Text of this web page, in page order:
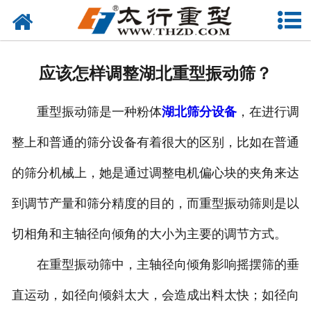
网站首页
联系我们
应该怎样调整湖北重型振动筛？
重型振动筛是一种粉体湖北筛分设备，在进行调
整上和普通的筛分设备有着很大的区别，比如在普通
的筛分机械上，她是通过调整电机偏心块的夹角来达
到调节产量和筛分精度的目的，而重型振动筛则是以
切相角和主轴径向倾角的大小为主要的调节方式。
在重型振动筛中，主轴径向倾角影响摇摆筛的垂
直运动，如径向倾斜太大，会造成出料太快；如径向